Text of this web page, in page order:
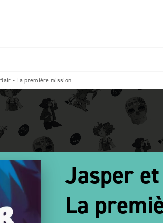
- La première mission
Jasper
La